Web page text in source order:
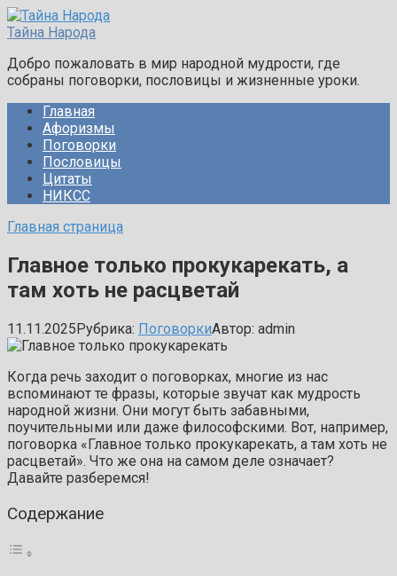
Перейти
к
Тайна Народа
Добро пожаловать в мир народной мудрости, где
собраны поговорки, пословицы и жизненные уроки.
Главная
Афоризмы
Поговорки
Пословицы
Цитаты
НИКСС
Главная страница
Главное только прокукарекать, а
там хоть не расцветай
11.11.2025Рубрика: ПоговоркиАвтор: admin
Когда речь заходит о поговорках, многие из нас
вспоминают те фразы, которые звучат как мудрость
народной жизни. Они могут быть забавными,
поучительными или даже философскими. Вот, например,
поговорка «Главное только прокукарекать, а там хоть не
расцветай». Что же она на самом деле означает?
Давайте разберемся!
Содержание